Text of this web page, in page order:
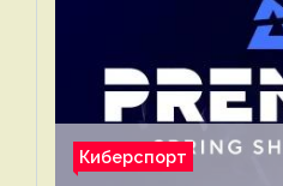
Киберспорт